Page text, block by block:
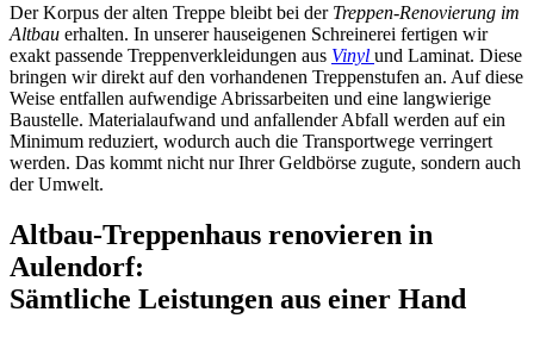
Der Korpus der alten Treppe bleibt bei der Treppen-Renovierung im
Altbau erhalten. In unserer hauseigenen Schreinerei fertigen wir
exakt passende Treppenverkleidungen aus Vinyl und Laminat. Diese
bringen wir direkt auf den vorhandenen Treppenstufen an. Auf diese
Weise entfallen aufwendige Abrissarbeiten und eine langwierige
Baustelle. Materialaufwand und anfallender Abfall werden auf ein
Minimum reduziert, wodurch auch die Transportwege verringert
werden. Das kommt nicht nur Ihrer Geldbörse zugute, sondern auch
der Umwelt.
Altbau-Treppenhaus renovieren in
Aulendorf:
Sämtliche Leistungen aus einer Hand